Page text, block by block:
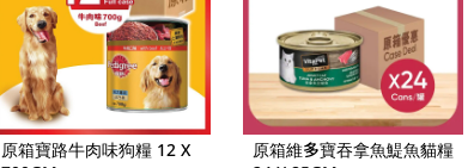
原箱寶路牛肉味狗糧 12 X
原箱維多寶吞拿魚鯷魚貓糧